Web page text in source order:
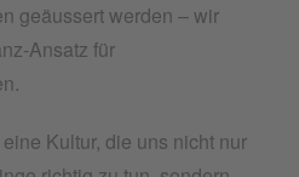
geäussert werden – wir
Ansatz für
Kultur, die uns nicht nur